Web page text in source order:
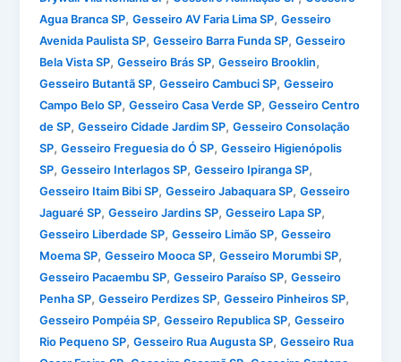
Agua Branca SP,Gesseiro AV Faria Lima SP,Gesseiro
Avenida Paulista SP,Gesseiro Barra Funda SP,Gesseiro
Bela Vista SP,Gesseiro Brás SP,Gesseiro Brooklin,
Gesseiro Butantã SP,Gesseiro Cambuci SP,Gesseiro
Campo Belo SP,Gesseiro Casa Verde SP,Gesseiro Centro
de SP,Gesseiro Cidade Jardim SP,Gesseiro Consolação
SP,Gesseiro Freguesia do Ó SP,Gesseiro Higienópolis
SP,Gesseiro Interlagos SP,Gesseiro Ipiranga SP,
Gesseiro Itaim Bibi SP,Gesseiro Jabaquara SP,Gesseiro
Jaguaré SP,Gesseiro Jardins SP,Gesseiro Lapa SP,
Gesseiro Liberdade SP,Gesseiro Limão SP,Gesseiro
Moema SP,Gesseiro Mooca SP,Gesseiro Morumbi SP,
Gesseiro Pacaembu SP,Gesseiro Paraíso SP,Gesseiro
Penha SP,Gesseiro Perdizes SP,Gesseiro Pinheiros SP,
Gesseiro Pompéia SP,Gesseiro Republica SP,Gesseiro
Rio Pequeno SP,Gesseiro Rua Augusta SP,Gesseiro Rua